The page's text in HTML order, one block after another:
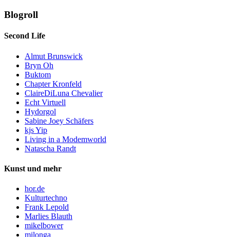
Blogroll
Second Life
Almut Brunswick
Bryn Oh
Buktom
Chapter Kronfeld
ClaireDiLuna Chevalier
Echt Virtuell
Hydorgol
Sabine Joey Schäfers
kjs Yip
Living in a Modemworld
Natascha Randt
Kunst und mehr
hor.de
Kulturtechno
Frank Lepold
Marlies Blauth
mikelbower
milonga